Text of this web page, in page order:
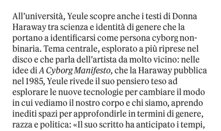
All’università, Yeule scopre anche i testi di Donna
Haraway tra scienza e identità di genere che la
portano a identificarsi come persona cyborg non-
binaria. Tema centrale, esplorato a più riprese nel
disco e che parla dell’artista da molto vicino: nelle
idee diA Cyborg Manifesto, che la Haraway pubblica
nel 1985, Yeule rivede il suo pensiero teso ad
esplorare le nuove tecnologie per cambiare il modo
in cui vediamo il nostro corpo e chi siamo, aprendo
inediti spazi per approfondirle in termini di genere,
razza e politica: «Il suo scritto ha anticipato i tempi,